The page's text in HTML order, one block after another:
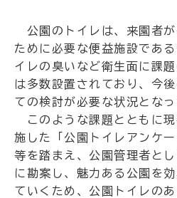
公園のトイレは、来園者が
ために必要な便益施設であ
イレの臭いなど衛生面に課
は多数設置されており、今
ての検討が必要な状況となっ
このような課題とともに
施した「公園トイレアンケ
等を踏まえ、公園管理者と
に勘案し、魅力ある公園を
ていくため、公園トイレの